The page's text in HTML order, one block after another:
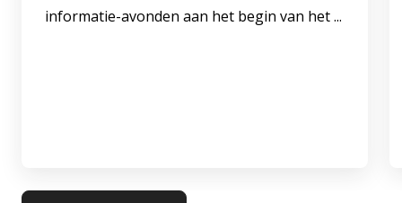
informatie-avonden aan het begin van het ...